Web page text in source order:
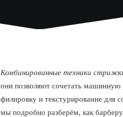
Комбинированные техники
они позволяют сочетать
филировку и текстурирование для
мы подробно разберём, как